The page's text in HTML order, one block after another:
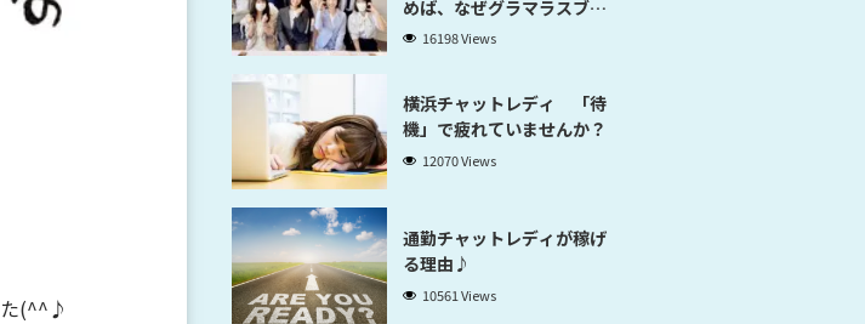
た(^^♪
めば、なぜグラマラスブラ
ンド横浜だと稼げるのかが
16198 Views
横浜チャットレディ 「待
機」で疲れていませんか？
12070 Views
通勤チャットレディが稼げ
る理由♪
10561 Views